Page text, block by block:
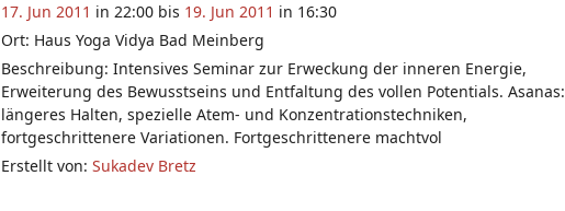
17. Jun 2011 in 22:00 bis 19. Jun 2011 in 16:30
Ort: Haus Yoga Vidya Bad Meinberg
Beschreibung: Intensives Seminar zur Erweckung der inneren Energie,
Erweiterung des Bewusstseins und Entfaltung des vollen Potentials. Asanas:
längeres Halten, spezielle Atem- und Konzentrationstechniken,
fortgeschrittenere Variationen. Fortgeschrittenere machtvol
Erstellt von:Sukadev Bretz